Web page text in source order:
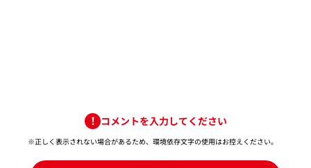
コメントを入力してください
※正しく表示されない場合があるため、環境依存文字の使用はお控えください。​